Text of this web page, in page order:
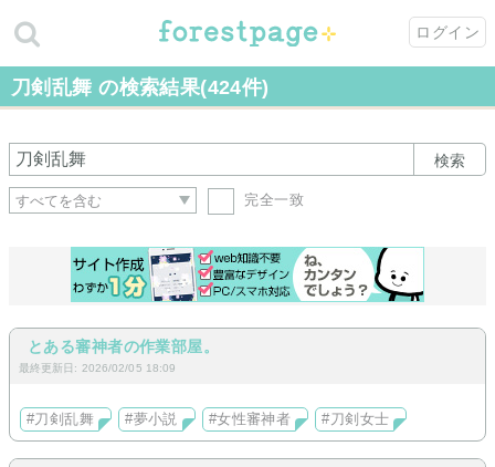
ログイン
刀剣乱舞 の検索結果(424件)
検索
完全一致
とある審神者の作業部屋。
最終更新日: 2026/02/05 18:09
#刀剣乱舞 #夢小説 #女性審神者 #刀剣女士